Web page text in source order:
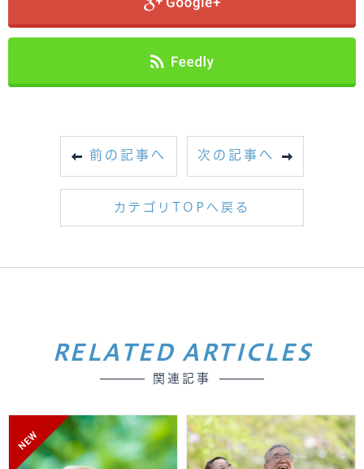
前の記事へ 次の記事へ
カテゴリTOPへ戻る
RELATED ARTICLES
関連記事
NEW